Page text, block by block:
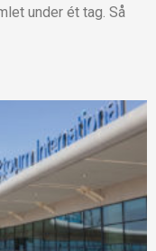
under ét tag. Så